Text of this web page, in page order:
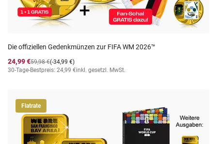
Die offiziellen Gedenkmünzen zur FIFA WM 2026™
24,99 €
(-34,99 €)
59,98 €
30-Tage-Bestpreis: 24,99 €inkl. gesetzl. MwSt.
Flatrate